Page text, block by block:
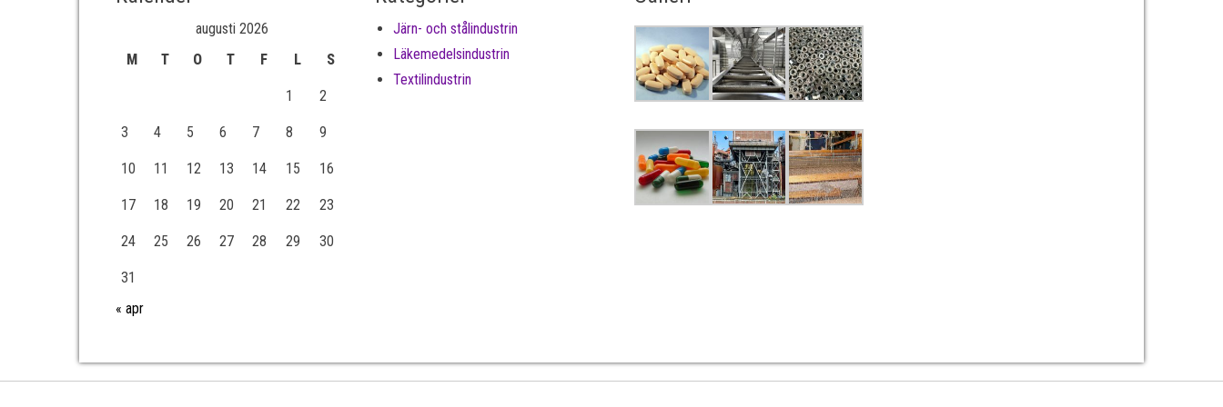
augusti 2026
M
T O T F L S
1 2
3 4 5 6 7 8 9
10 11 12 13 14 15 16
17 18 19 20 21 22 23
24 25 26 27 28 29 30
31
« apr
Järn- och stålindustrin
Läkemedelsindustrin
Textilindustrin